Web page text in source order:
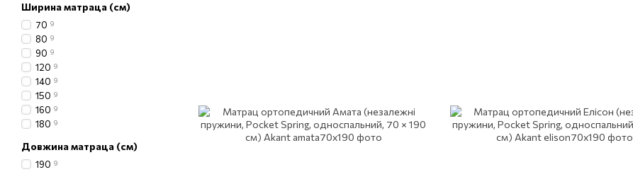
Ширина матраца (см)
70 9
80 9
90 9
120 9
140 9
150 9
160 9
180 9
Довжина матраца (см)
190 9